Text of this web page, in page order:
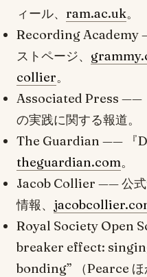
ィール、 ram.ac.uk。
Recording Academy
ストページ、
collier。
Associated Press ——
の実践に関する報道。
The Guardian —— 『
theguardian.com。
Jacob Collier —— 公式
情報、
Royal Society Open
breaker effect:
bonding” （Pearce ほ